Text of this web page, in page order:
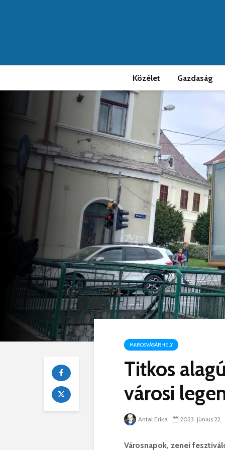
Közélet Gazdaság
MAROSVÁSÁRHELY
Titkos
városi
Antal Erika 2023. június 22.
Városnapok, zenei